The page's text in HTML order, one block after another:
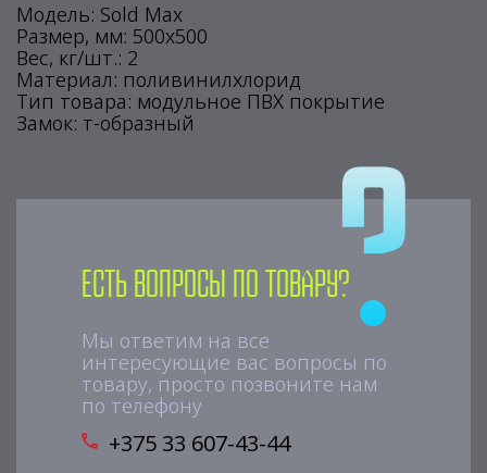
Модель: Sold Max
Размер, мм: 500х500
Вес, кг/шт.: 2
Материал: поливинилхлорид
Тип товара: модульное ПВХ покрытие
Замок: т-образный
Есть вопросы по товару?
Мы ответим на все
интересующие вас вопросы по
товару, просто позвоните нам
по телефону
+375 33 607-43-44